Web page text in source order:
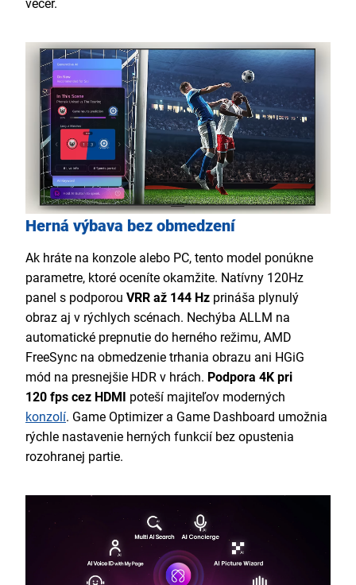
večer.
Herná výbava bez obmedzení
Ak hráte na konzole alebo PC, tento model ponúkne
parametre, ktoré oceníte okamžite. Natívny 120Hz
panel s podporou VRR až 144 Hz prináša plynulý
obraz aj v rýchlych scénach. Nechýba ALLM na
automatické prepnutie do herného režimu, AMD
FreeSync na obmedzenie trhania obrazu ani HGiG
mód na presnejšie HDR v hrách. Podpora 4K pri
120 fps cez HDMI poteší majiteľov moderných
konzolí. Game Optimizer a Game Dashboard umožnia
rýchle nastavenie herných funkcií bez opustenia
rozohranej partie.